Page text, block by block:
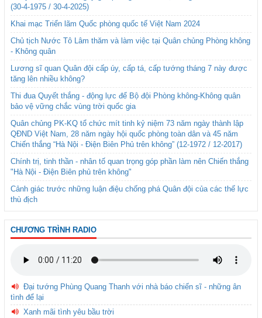
(30-4-1975 / 30-4-2025)
Khai mạc Triển lãm Quốc phòng quốc tế Việt Nam 2024
Chủ tịch Nước Tô Lâm thăm và làm việc tại Quân chủng Phòng không
- Không quân
Lương sĩ quan Quân đội cấp úy, cấp tá, cấp tướng tháng 7 này được
tăng lên nhiều không?
Thi đua Quyết thắng - động lực để Bộ đội Phòng không-Không quân
bảo vệ vững chắc vùng trời quốc gia
Quân chủng PK-KQ tổ chức mít tinh kỷ niệm 73 năm ngày thành lập
QĐND Việt Nam, 28 năm ngày hội quốc phòng toàn dân và 45 năm
Chiến thắng “Hà Nội - Điện Biên Phủ trên không” (12-1972 / 12-2017)
Chính trị, tinh thần - nhân tố quan trọng góp phần làm nên Chiến thắng
"Hà Nội - Điện Biên phủ trên không"
Cảnh giác trước những luận điệu chống phá Quân đội của các thế lực
thù địch
CHƯƠNG TRÌNH RADIO
Đại tướng Phùng Quang Thanh với nhà báo chiến sĩ - những ân
tình để lại
Xanh mãi tình yêu bầu trời